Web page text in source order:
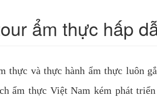
ẩm thực hấp
thực và thực hành ẩm thực luôn
ẩm thực Việt Nam kém phát